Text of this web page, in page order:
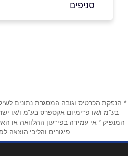
באתר
טלפון*
סניפים
* הנפקת הכרטיס וגובה המסגרת נתונים
בע"מ ו/או פרימיום אקספרס בע"מ ו/או
המנפיק * אי עמידה בפירעון ההלוואה או
פיגורים והליכי הוצאה